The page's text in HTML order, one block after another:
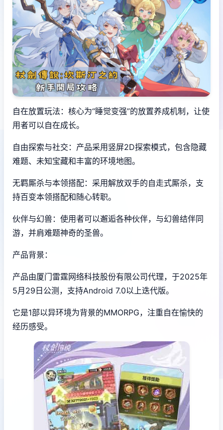
自在放置玩法：核心为“睡觉变强”的放置养成机制，让使
用者可以自在成长。
自由探索与社交：产品采用竖屏2D探索模式，包含隐藏
难题、未知宝藏和丰富的环境地图。
无羁厮杀与本领搭配：采用解放双手的自走式厮杀，支
持百变本领搭配和随心转职。
伙伴与幻兽：使用者可以邂逅各种伙伴，与幻兽结伴同
游，并肩难题神奇的圣兽。
产品背景：
产品由厦门雷霆网络科技股份有限公司代理，于2025年
5月29日公测，支持Android 7.0以上迭代版。
它是1部以异环境为背景的MMORPG，注重自在愉快的
经历感受。